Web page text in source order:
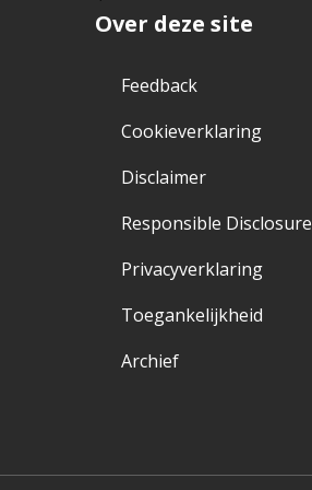
Over deze site
Feedback
Cookieverklaring
Disclaimer
Responsible Disclosure
Privacyverklaring
Toegankelijkheid
Archief